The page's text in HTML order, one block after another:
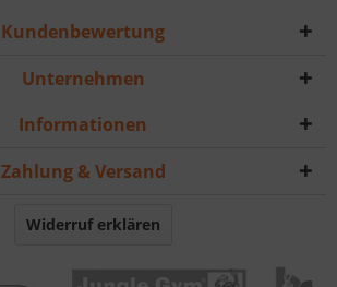
Kundenbewertung
Unternehmen
Informationen
Zahlung & Versand
Widerruf erklären